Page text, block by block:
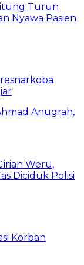
Turun
Nyawa Pasien
Weru,
Diciduk Polisi
Korban